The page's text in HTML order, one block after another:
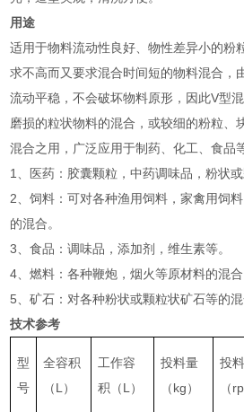
用途
适用于物料流动性良好、物性差异小的粉
求不高而又要求混合时间短的物料混合，
流动平稳，不会破坏物料原形，因此V型
磨损的粒状物料的混合，或较细的粉粒、
混合之用，广泛应用于制药、化工、食品
1、医药：胶囊颗粒，中药调味品，粉状
2、饲料：可对各种渔用饲料，家禽用饲
的混合。
3、食品：调味品，添加剂，维生素等。
4、燃料：各种鞭炮，烟火等原材料的混合
5、矿石：对各种粉状或颗粒状矿石等的混
技术参考
型
号
全容积
（L）
工作容
积（L）
投料量
（kg）
投
（